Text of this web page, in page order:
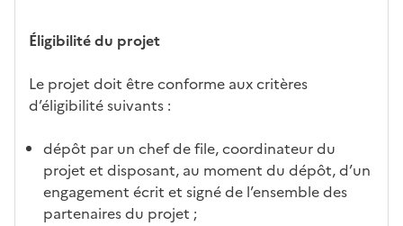
Éligibilité du projet
Le projet doit être conforme aux critères
d’éligibilité suivants :
dépôt par un chef de file, coordinateur du
projet et disposant, au moment du dépôt, d’un
engagement écrit et signé de l’ensemble des
partenaires du projet ;